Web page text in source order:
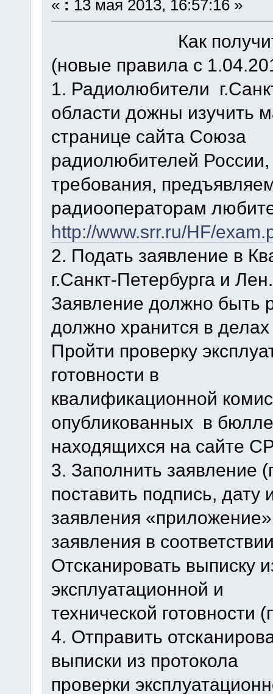
« : 13 мая 2013, 16:57:16 »
Как получить
(новые правила с
1. Радиолюбители
области дожны изучить
странице сайта Союза
радиолюбителей
требования,
радиооператорам
http://www.srr.ru/HF/
2. Подать заявление в
г.Санкт-Петербурга и
Заявление должно быть
должно хранится в
Пройти проверку
готовности в
квалификационной
опубликованных в
находящихся на сайте
3. Заполнить заявление
поставить подпись, дату
заявления
заявления в
Отсканировать выписку
эксплуатационной и
технической
4. Отправить
выписки из протокола
проверки